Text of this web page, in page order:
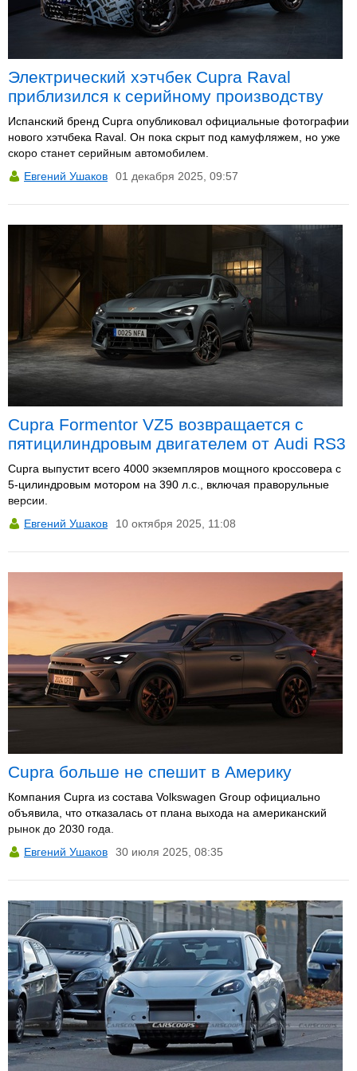
Электрический хэтчбек Cupra Raval
приблизился к серийному производству
Испанский бренд Cupra опубликовал официальные фотографии
нового хэтчбека Raval. Он пока скрыт под камуфляжем, но уже
скоро станет серийным автомобилем.
Евгений Ушаков
01 декабря 2025, 09:57
Cupra Formentor VZ5 возвращается с
пятицилиндровым двигателем от Audi RS3
Cupra выпустит всего 4000 экземпляров мощного кроссовера с
5-цилиндровым мотором на 390 л.с., включая праворульные
версии.
Евгений Ушаков
10 октября 2025, 11:08
Cupra больше не спешит в Америку
Компания Cupra из состава Volkswagen Group официально
объявила, что отказалась от плана выхода на американский
рынок до 2030 года.
Евгений Ушаков
30 июля 2025, 08:35